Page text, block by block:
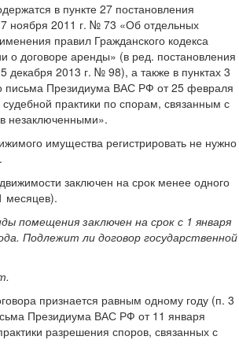
в пункте 27 постановления
ноября 2011 г. № 73 «Об отдельных
правил Гражданского кодекса
о договоре аренды» (в ред. постановления
2013 г. № 98), а также в пунктах 3
письма Президиума ВАС РФ от 25 февраля
практики по спорам, связанным с
незаключенными».
имущества регистрировать не нужно
заключен на срок менее одного
месяцев).
помещения заключен на срок с 1 января
Подлежит ли договор государственной
признается равным одному году (п. 3
Президиума ВАС РФ от 11 января
разрешения споров, связанных с